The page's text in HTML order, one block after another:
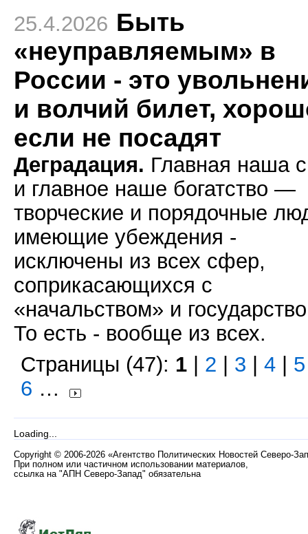
25.4.2026 Быть
«неуправляемым» в
России - это
и волчий билет,
если не посадят
Деградация. Главная наша
и главное наше богатство —
творческие и порядочные
имеющие убеждения -
исключены из всех сфер,
соприкасающихся с
«начальством» и
То есть - вообще из всех.
Страницы (47): 1 2 3 4 5
6 …
Loading...
Copyright © 2006-2026 «Агентство Политических Новостей Северо-
При полном или частичном использовании материалов,
ссылка на "АПН Северо-Запад" обязательна